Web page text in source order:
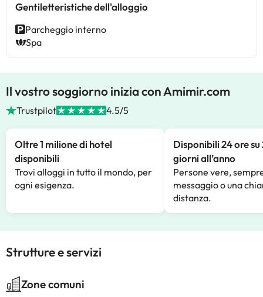
Gentiletteristiche dell'alloggio
Parcheggio interno
Spa
Il vostro soggiorno inizia con Amimir.com
Trustpilot 4.5/5
Oltre 1 milione di hotel
disponibili
Trovi alloggi in tutto il mondo, per
ogni esigenza.
Disponibili 24 ore su
giorni all’anno
Persone vere,
messaggio o una
distanza.
Strutture e servizi
Zone comuni